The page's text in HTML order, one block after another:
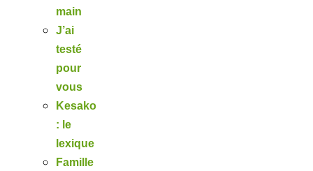
main
J’ai
testé
pour
vous
Kesako
: le
lexique
Famille